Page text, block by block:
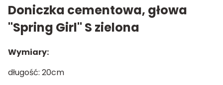
Doniczka cementowa, głowa
"Spring Girl" S zielona
Wymiary:
długość: 20cm